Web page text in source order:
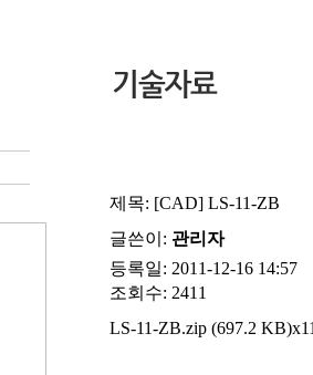
제목: [CAD] LS-11-ZB
글쓴이: 관리자
등록일: 2011-12-16 14:57
조회수: 2411
LS-11-ZB.zip (697.2